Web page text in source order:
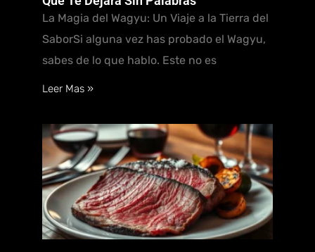
La Magia del Wagyu: Un Viaje a la Tierra del
SaborSi alguna vez has probado el Wagyu,
sabes de lo que hablo. Este no es
Leer Mas »